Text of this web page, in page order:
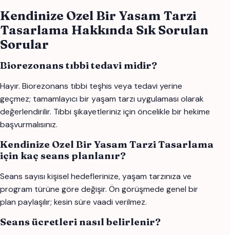
Kendinize Ozel Bir Yasam Tarzi
Tasarlama Hakkında Sık Sorulan
Sorular
Biorezonans tıbbi tedavi midir?
Hayır. Biorezonans tıbbi teşhis veya tedavi yerine
geçmez; tamamlayıcı bir yaşam tarzı uygulaması olarak
değerlendirilir. Tıbbi şikayetleriniz için öncelikle bir hekime
başvurmalısınız.
Kendinize Ozel Bir Yasam Tarzi Tasarlama
için kaç seans planlanır?
Seans sayısı kişisel hedeflerinize, yaşam tarzınıza ve
program türüne göre değişir. Ön görüşmede genel bir
plan paylaşılır; kesin süre vaadi verilmez.
Seans ücretleri nasıl belirlenir?